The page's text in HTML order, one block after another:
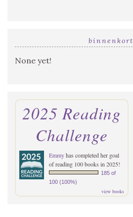
binnenkort
None yet!
2025 Reading
Challenge
Emmyhas completed her goal
of reading 100 books in 2025!
185 of
100 (100%)
view books